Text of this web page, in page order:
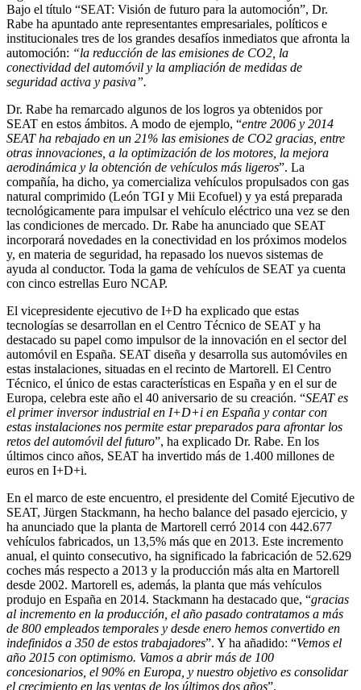
Bajo el título “SEAT: Visión de futuro para la automoción”, Dr.
Rabe ha apuntado ante representantes empresariales, políticos e
institucionales tres de los grandes desafíos inmediatos que afronta la
automoción: “la reducción de las emisiones de CO2, la
conectividad del automóvil y la ampliación de medidas de
seguridad activa y pasiva”.
Dr. Rabe ha remarcado algunos de los logros ya obtenidos por
SEAT en estos ámbitos. A modo de ejemplo, “entre 2006 y 2014
SEAT ha rebajado en un 21% las emisiones de CO2 gracias, entre
otras innovaciones, a la optimización de los motores, la mejora
aerodinámica y la obtención de vehículos más ligeros”. La
compañía, ha dicho, ya comercializa vehículos propulsados con gas
natural comprimido (León TGI y Mii Ecofuel) y ya está preparada
tecnológicamente para impulsar el vehículo eléctrico una vez se den
las condiciones de mercado. Dr. Rabe ha anunciado que SEAT
incorporará novedades en la conectividad en los próximos modelos
y, en materia de seguridad, ha repasado los nuevos sistemas de
ayuda al conductor. Toda la gama de vehículos de SEAT ya cuenta
con cinco estrellas Euro NCAP.
El vicepresidente ejecutivo de I+D ha explicado que estas
tecnologías se desarrollan en el Centro Técnico de SEAT y ha
destacado su papel como impulsor de la innovación en el sector del
automóvil en España. SEAT diseña y desarrolla sus automóviles en
estas instalaciones, situadas en el recinto de Martorell. El Centro
Técnico, el único de estas características en España y en el sur de
Europa, celebra este año el 40 aniversario de su creación. “SEAT es
el primer inversor industrial en I+D+i en España y contar con
estas instalaciones nos permite estar preparados para afrontar los
retos del automóvil del futuro”, ha explicado Dr. Rabe. En los
últimos cinco años, SEAT ha invertido más de 1.400 millones de
euros en I+D+i.
En el marco de este encuentro, el presidente del Comité Ejecutivo de
SEAT, Jürgen Stackmann, ha hecho balance del pasado ejercicio, y
ha anunciado que la planta de Martorell cerró 2014 con 442.677
vehículos fabricados, un 13,5% más que en 2013. Este incremento
anual, el quinto consecutivo, ha significado la fabricación de 52.629
coches más respecto a 2013 y la producción más alta en Martorell
desde 2002. Martorell es, además, la planta que más vehículos
produjo en España en 2014. Stackmann ha destacado que, “gracias
al incremento en la producción, el año pasado contratamos a más
de 800 empleados temporales y desde enero hemos convertido en
indefinidos a 350 de estos trabajadores”. Y ha añadido: “Vemos el
año 2015 con optimismo. Vamos a abrir más de 100
concesionarios, el 90% en Europa, y nuestro objetivo es consolidar
el crecimiento en las ventas de los últimos dos años”.